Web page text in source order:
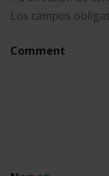
Los campos
Comment